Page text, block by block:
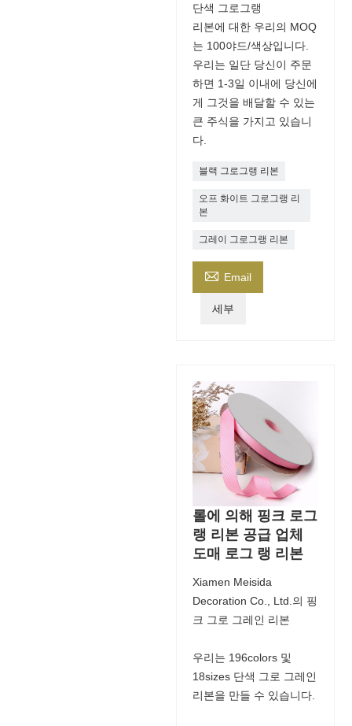
단색 그로그랭
리본에 대한 우리의 MOQ
는 100야드/색상입니다.
우리는 일단 당신이 주문
하면 1-3일 이내에 당신에
게 그것을 배달할 수 있는
큰 주식을 가지고 있습니
다.
블랙 그로그랭 리본
오프 화이트 그로그랭 리
본
그레이 그로그랭 리본
 Email
세부
롤에 의해 핑크 로그
랭 리본 공급 업체
도매 로그 랭 리본
Xiamen Meisida
Decoration Co., Ltd.의 핑
크 그로 그레인 리본
우리는 196colors 및
18sizes 단색 그로 그레인
리본을 만들 수 있습니다.